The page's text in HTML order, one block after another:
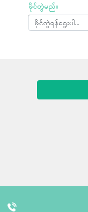
ဖိုင်တွဲမည်။
ဖိုင်တွဲရန်ရွေးပါ...